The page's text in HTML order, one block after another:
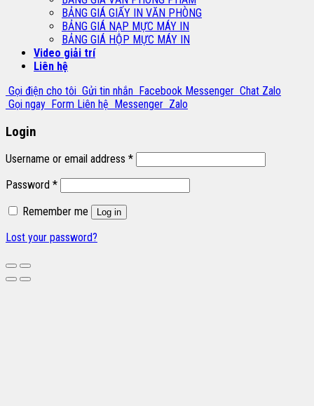
BẢNG GIÁ GIẤY IN VĂN PHÒNG
BẢNG GIÁ NẠP MỰC MÁY IN
BẢNG GIÁ HỘP MỰC MÁY IN
Video giải trí
Liên hệ
Gọi điện cho tôi Gửi tin nhắn Facebook Messenger Chat Zalo
Gọi ngay Form Liên hệ Messenger Zalo
Login
Username or email address *
Password *
Remember me
Log in
Lost your password?